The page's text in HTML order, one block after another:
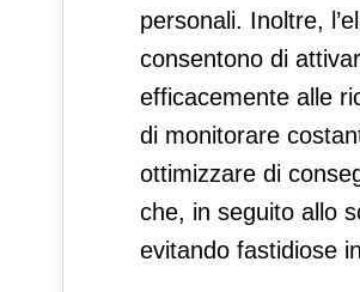
personali. Inoltre,
consentono di
efficacemente alle
di monitorare
ottimizzare di
che, in seguito allo
evitando fastidiose